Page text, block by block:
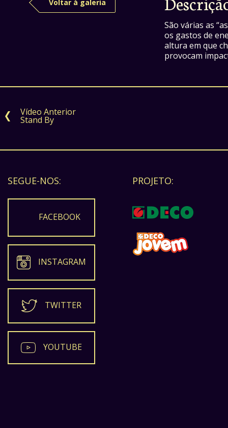
Voltar à galeria
São várias as
os gastos de
altura em que
provocam
Vídeo Anterior
Stand By
SEGUE-NOS:
FACEBOOK
INSTAGRAM
TWITTER
YOUTUBE
PROJETO: